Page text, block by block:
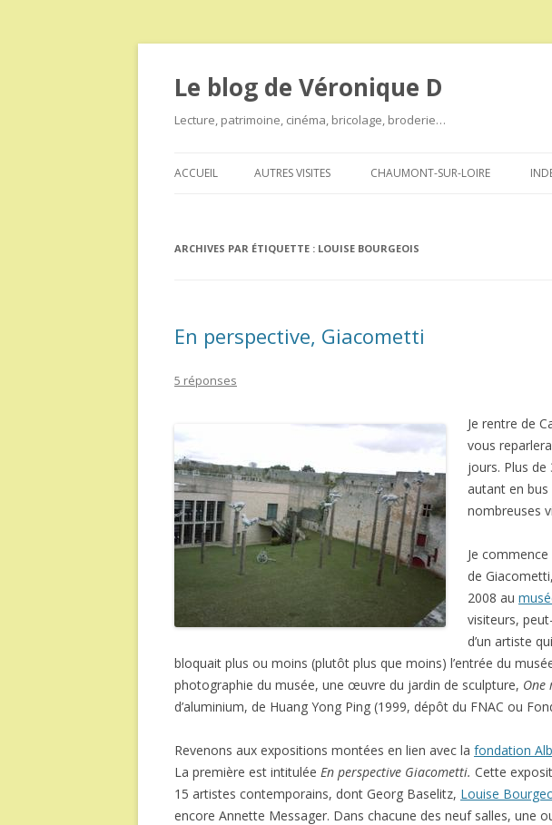
Le blog de Véronique D
Lecture, patrimoine, cinéma, bricolage, broderie…
ACCUEIL AUTRES VISITES CHAUMONT-SUR-LOIRE
ARCHIVES PAR ÉTIQUETTE : LOUISE BOURGEOIS
En perspective, Giacometti
5 réponses
Je rentre de
vous
jours. Plus
autant en
nombreuses
Je
de
2008 au
visiteurs,
d’un artiste
bloquait plus ou moins (plutôt plus que moins) l’entrée du
photographie du musée, une œuvre du jardin de sculpture, One
d’aluminium, de Huang Yong Ping (1999, dépôt du FNAC ou
Revenons aux expositions montées en lien avec la fondation
La première est intitulée En perspective Giacometti. Cette
15 artistes contemporains, dont Georg Baselitz, Louise
encore Annette Messager. Dans chacune des neuf salles, une